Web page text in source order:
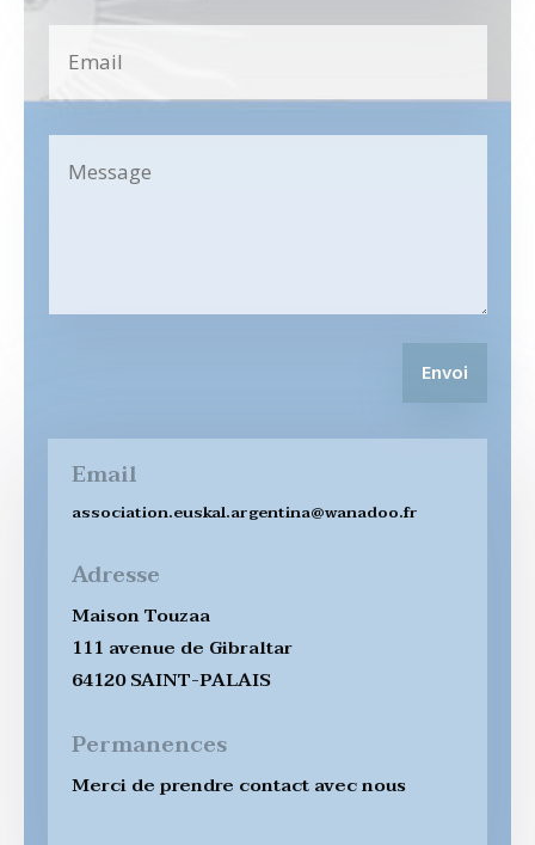
Envoi
Email
association.euskal.argentina@wanadoo.fr
Adresse
Maison Touzaa
111 avenue de Gibraltar
64120 SAINT-PALAIS
Permanences
Merci de prendre contact avec nous